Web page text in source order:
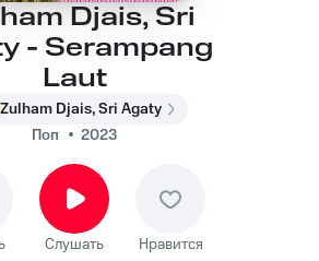
Djais, Sri
- Serampang
Laut
Zulham Djais, Sri Agaty
Поп
2023
Слушать Нравится